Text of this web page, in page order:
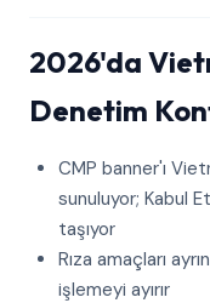
2026'da
Denetim
CMP banner'ı
sunuluyor; Kabul
taşıyor
Rıza amaçları
işlemeyi ayırır